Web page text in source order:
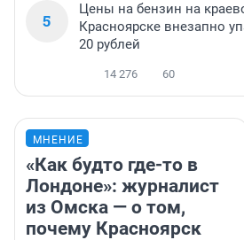
5
Цены на бензин на
Красноярске внезапно
20 рублей
14 276 60
МНЕНИЕ
«Как будто где-то в
Лондоне»: журналист
из Омска — о том,
почему Красноярск